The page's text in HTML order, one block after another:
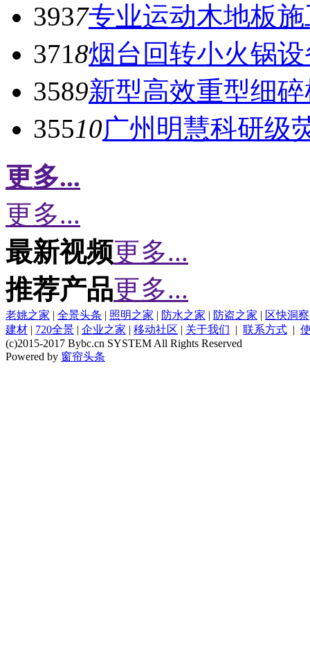
3937专业运动木地板
3718烟台回转小火锅
3589新型高效重型细
35510广州明慧科研级
更多...
更多...
最新视频更多...
推荐产品更多...
老姚之家 | 全景头条 | 照明之家 | 防水之家 | 防盗之家 | 区快洞察
建材 | 720全景 | 企业之家 | 移动社区 | 关于我们 | 联系方式 |
(c)2015-2017 Bybc.cn SYSTEM All Rights Reserved
Powered by 窗帘头条